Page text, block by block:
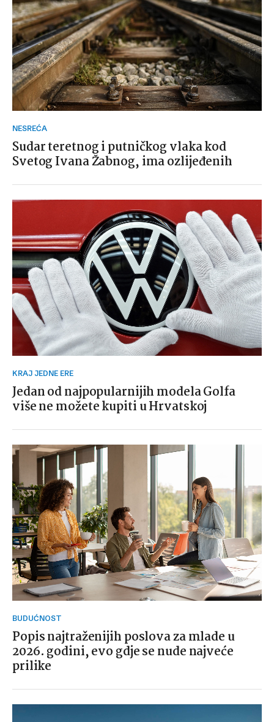
NESREĆA
Sudar teretnog i putničkog vlaka kod
Svetog Ivana Žabnog, ima ozlijeđenih
KRAJ JEDNE ERE
Jedan od najpopularnijih modela Golfa
više ne možete kupiti u Hrvatskoj
BUDUĆNOST
Popis najtraženijih poslova za mlade u
2026. godini, evo gdje se nude najveće
prilike